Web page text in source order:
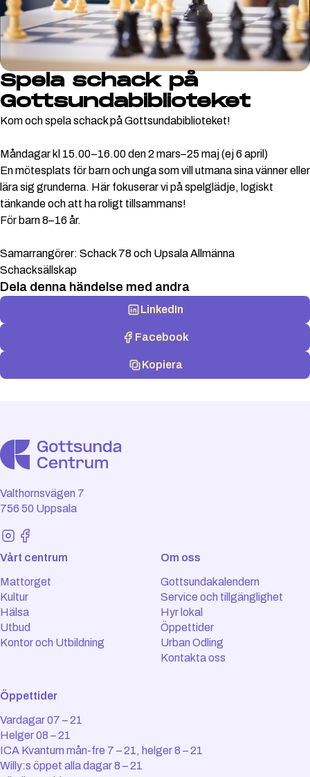
Spela schack på
Gottsundabiblioteket
Kom och spela schack på Gottsundabiblioteket!
Måndagar kl 15.00–16.00 den 2 mars–25 maj (ej 6 april)
En mötesplats för barn och unga som vill utmana sina vänner eller
lära sig grunderna. Här fokuserar vi på spelglädje, logiskt
tänkande och att ha roligt tillsammans!
För barn 8–16 år.
Samarrangörer: Schack 78 och Upsala Allmänna
Schacksällskap
Dela denna händelse med andra
LinkedIn
Facebook
Kopiera
Valthornsvägen 7
756 50 Uppsala
Vårt centrum
Mattorget
Kultur
Hälsa
Utbud
Kontor och Utbildning
Om oss
Gottsundakalendern
Service och tillgänglighet
Hyr lokal
Öppettider
Urban Odling
Kontakta oss
Öppettider
Vardagar 07 – 21
Helger 08 – 21
ICA Kvantum mån-fre 7 – 21, helger 8 – 21
Willy:s öppet alla dagar 8 – 21